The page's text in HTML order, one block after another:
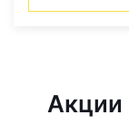
Акции